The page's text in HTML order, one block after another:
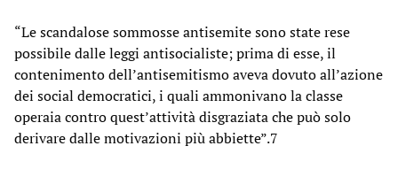
“Le scandalose sommosse antisemite sono state rese
possibile dalle leggi antisocialiste; prima di esse, il
contenimento dell’antisemitismo aveva dovuto all’azione
dei social democratici, i quali ammonivano la classe
operaia contro quest’attività disgraziata che può solo
derivare dalle motivazioni più abbiette”.7